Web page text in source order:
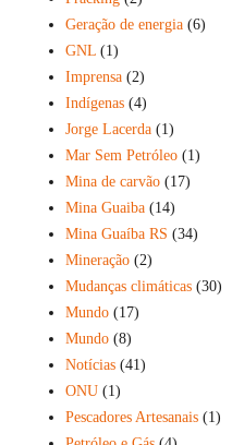
Geração de energia (6)
GNL (1)
Imprensa (2)
Indígenas (4)
Jorge Lacerda (1)
Mar Sem Petróleo (1)
Mina de carvão (17)
Mina Guaiba (14)
Mina Guaíba RS (34)
Mineração (2)
Mudanças climáticas (30)
Mundo (17)
Mundo (8)
Notícias (41)
ONU (1)
Pescadores Artesanais (1)